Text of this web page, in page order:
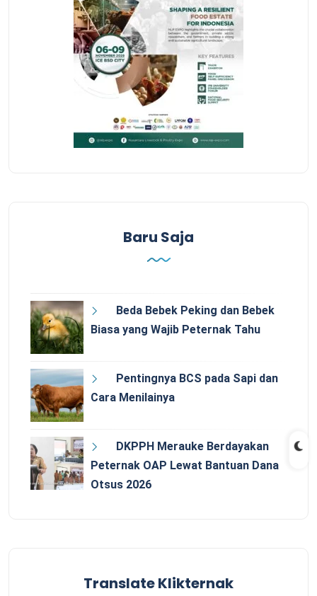
Baru Saja
Beda Bebek Peking dan Bebek
Biasa yang Wajib Peternak Tahu
Pentingnya BCS pada Sapi dan
Cara Menilainya
DKPPH Merauke Berdayakan
Peternak OAP Lewat Bantuan Dana
Otsus 2026
Translate Klikternak